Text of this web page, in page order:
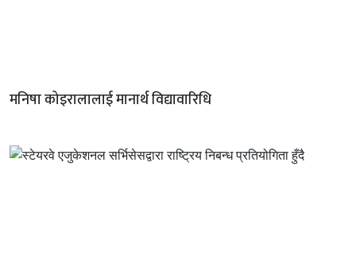
मनिषा कोइरालालाई मानार्थ विद्यावारिधि